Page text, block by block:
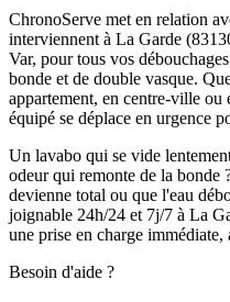
ChronoServe met en relation
interviennent à La Garde
Var, pour tous vos
bonde et de double vasque.
appartement, en centre-ville
équipé se déplace en urgence
Un lavabo qui se vide
odeur qui remonte de la bonde
devienne total ou que l'eau
joignable 24h/24 et 7j/7 à La
une prise en charge
Besoin d'aide ?